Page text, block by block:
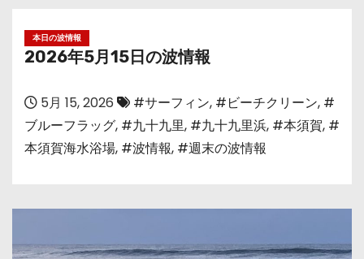
本日の波情報
2026年5月15日の波情報
5月 15, 2026 #サーフィン, #ビーチクリーン, #
ブルーフラッグ, #九十九里, #九十九里浜, #本須賀, #
本須賀海水浴場, #波情報, #週末の波情報